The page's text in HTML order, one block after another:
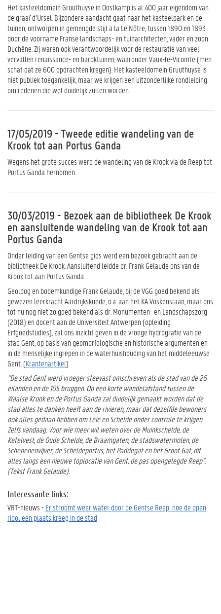
Het kasteeldomein Gruuthuyse in Oostkamp is al 400 jaar eigendom van
de graaf d’Ursel. Bijzondere aandacht gaat naar het kasteelpark en de
tuinen, ontworpen in gemengde stijl à la Le Nôtre, tussen 1890 en 1893
door de voorname Franse landschaps- en tuinarchitecten, vader en zoon
Duchêne. Zij waren ook verantwoordelijk voor de restauratie van veel
vervallen renaissance- en baroktuinen, waaronder Vaux-le-Vicomte (men
schat dat ze 600 opdrachten kregen). Het kasteeldomein Gruuthuyse is
niet publiek toegankelijk, maar we krijgen een uitzonderlijke rondleiding
om redenen die wel duidelijk zullen worden.
17/05/2019 - Tweede editie wandeling van de
Krook tot aan Portus Ganda
Wegens het grote succes werd de wandeling van de Krook via de Reep tot
Portus Ganda hernomen.
30/03/2019 - Bezoek aan de bibliotheek De Krook
en aansluitende wandeling van de Krook tot aan
Portus Ganda
Onder leiding van een Gentse gids werd een bezoek gebracht aan de
bibliotheek De Krook. Aansluitend leidde dr. Frank Gelaude ons van de
Krook tot aan Portus Ganda.
Geoloog en bodemkundige Frank Gelaude, bij de VGG goed bekend als
gewezen leerkracht Aardrijkskunde, o.a. aan het KA Voskenslaan, maar ons
tot nu nog niet zo goed bekend als dr. Monumenten- en Landschapszorg
(2018) en docent aan de Universiteit Antwerpen (opleiding
Erfgoedstudies), zal ons inzicht geven in de vroege hydrografie van de
stad Gent, op basis van geomorfologische en historische argumenten en
in de menselijke ingrepen in de waterhuishouding van het middeleeuwse
Gent. (Krantenartikel)
“De stad Gent werd vroeger steevast omschreven als de stad van de 26
eilanden en de 105 bruggen. Op een korte wandelafstand tussen de
Waalse Krook en de Portus Ganda zal duidelijk gemaakt worden dat de
stad alles te danken heeft aan de rivieren, maar dat dezelfde bewoners
ook alles gedaan hebben om Leie en Schelde onder controle te krijgen.
Zelfs vandaag. Voor wie meer wil weten over de Muinkschelde, de
Ketelvest, de Oude Schelde, de Braamgaten, de stadswatermolen, de
Schepenenvijver, de Scheldeportus, het Paddegat en het Groot Gat, dit
alles langs een nieuwe toplocatie van Gent, de pas opengelegde Reep”.
(Tekst Frank Gelaude).
Interessante links:
VRT-nieuws -Er stroomt weer water door de Gentse Reep: hoe de open
riool een plaats kreeg in de stad